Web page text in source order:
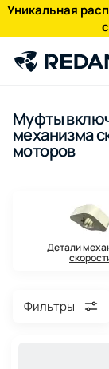
Уникальная
Муфты
механизма
моторов
Детали
Фильтры